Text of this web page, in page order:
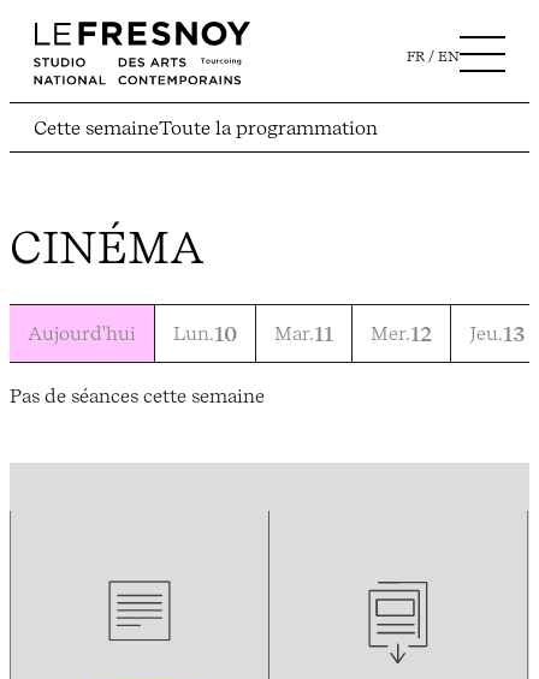
FR EN
Cette semaineToute la programmation
CINÉMA
Aujourd'hui Lun.10 Mar.11 Mer.12 Jeu.13
Pas de séances cette semaine